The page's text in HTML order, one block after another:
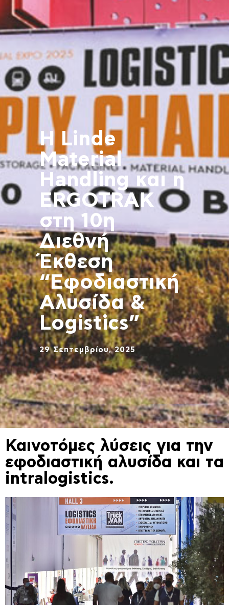
Η Linde
Material
Handling και η
ERGOTRAK
στη 10η
Διεθνή
Έκθεση
“Εφοδιαστική
Αλυσίδα &
Logistics”
29 Σεπτεμβρίου, 2025
Καινοτόμες λύσεις για την
εφοδιαστική αλυσίδα και τα
intralogistics.